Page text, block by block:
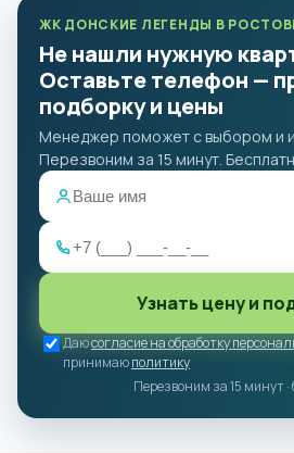
ЖК ДОНСКИЕ ЛЕГЕНДЫ В
Не нашли нужную
Оставьте телефон —
подборку и цены
Менеджер поможет с выбором и
Перезвоним за 15 минут.
Узнать цену и
Даюсогласие на обработку
принимаюполитику
Перезвоним за 15 минут ·